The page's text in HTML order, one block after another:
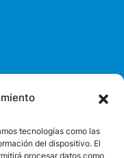
tecnologías como las
del dispositivo. El
procesar datos como